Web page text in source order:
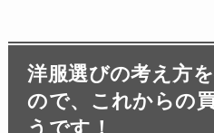
洋服選びの考え方
ので、これからの
うです！